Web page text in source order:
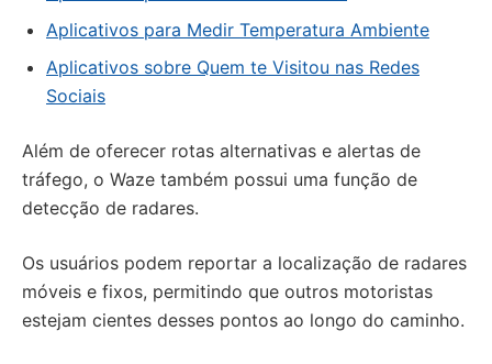
Aplicativos para Medir Temperatura Ambiente
Aplicativos sobre Quem te Visitou nas Redes
Sociais
Além de oferecer rotas alternativas e alertas de
tráfego, o Waze também possui uma função de
detecção de radares.
Os usuários podem reportar a localização de radares
móveis e fixos, permitindo que outros motoristas
estejam cientes desses pontos ao longo do caminho.